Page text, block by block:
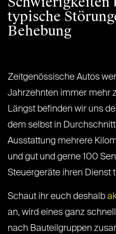
typische
Behebung
Zeitgenössische Autos
Jahrzehnten immer mehr
Längst befinden wir uns
dem selbst in
Ausstattung mehrere
und gut und gerne 100
Steuergeräte ihren Dienst
Schaut ihr euch deshalb
an, wird eines ganz
nach Bauteilgruppen